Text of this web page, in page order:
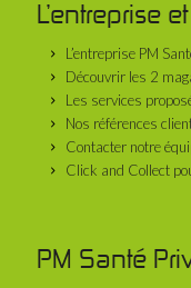
L’entreprise
L’entreprise PM
Découvrir les 2
Les services
Nos références
Contacter notre
Click and Collect
PM Santé